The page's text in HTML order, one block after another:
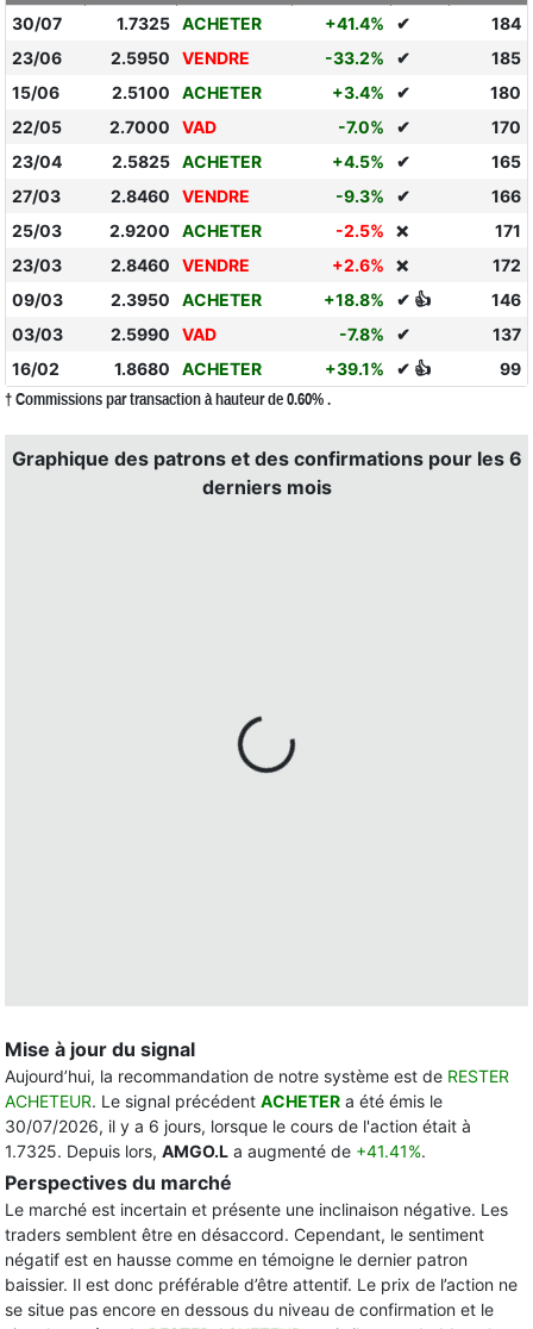
30/07 1.7325 ACHETER +41.4% ✔
184
23/06
2.5950 VENDRE -33.2% ✔
185
15/06
2.5100 ACHETER +3.4% ✔
180
22/05
2.7000 VAD -7.0% ✔
170
23/04
2.5825 ACHETER +4.5% ✔
165
27/03
2.8460 VENDRE -9.3% ✔
166
25/03
2.9200 ACHETER -2.5% ❌
171
23/03
2.8460 VENDRE +2.6% ❌
172
09/03
2.3950 ACHETER +18.8% ✔ 👍
146
03/03
2.5990 VAD -7.8% ✔
137
16/02
1.8680 ACHETER +39.1% ✔ 👍 99
† Commissions par transaction à hauteur de 0.60% .
Graphique des patrons et des confirmations pour les 6
derniers mois
Mise à jour du signal
Aujourd’hui, la recommandation de notre système est de RESTER
ACHETEUR. Le signal précédent ACHETER a été émis le
30/07/2026, il y a 6 jours, lorsque le cours de l'action était à
1.7325. Depuis lors, AMGO.L a augmenté de +41.41%.
Perspectives du marché
Le marché est incertain et présente une inclinaison négative. Les
traders semblent être en désaccord. Cependant, le sentiment
négatif est en hausse comme en témoigne le dernier patron
baissier. Il est donc préférable d’être attentif. Le prix de l’action ne
se situe pas encore en dessous du niveau de confirmation et le